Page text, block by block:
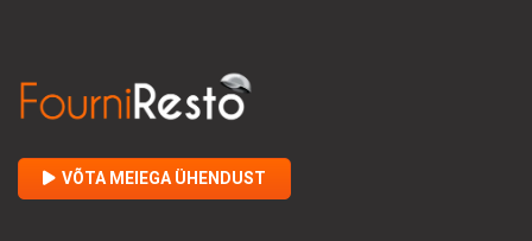
VÕTA MEIEGA ÜHENDUST